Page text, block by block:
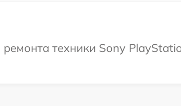
техники Sony